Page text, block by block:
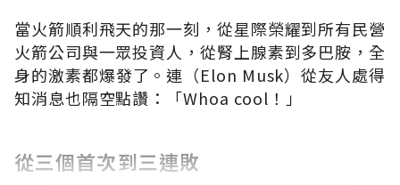
當火箭順利飛天的那一刻，從星際榮耀到所有民營
火箭公司與一眾投資人，從腎上腺素到多巴胺，全
身的激素都爆發了。連 （Elon Musk）從友人處得
知消息也隔空點讚：「Whoa cool ！」
從三個首次到三連敗